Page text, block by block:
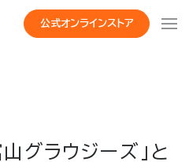
公式オンラインストア
グラウジーズ」と